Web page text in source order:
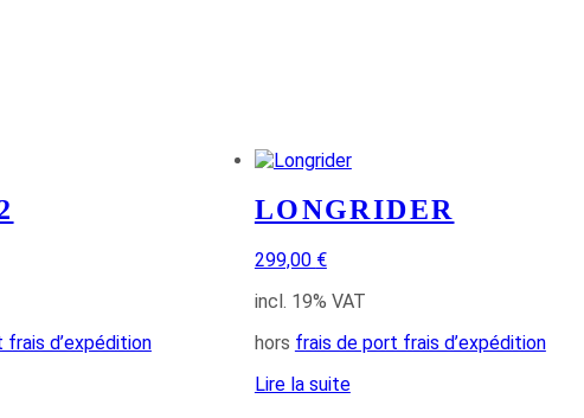
d’expédition
LONGRIDER
299,00 €
incl. 19% VAT
hors frais de port frais d’expédition
Lire la suite